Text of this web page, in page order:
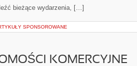
bieżące wydarzenia, […]
SPONSOROWANE
KOMERCYJNE